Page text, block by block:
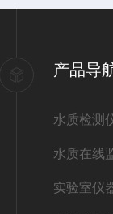
产品导
水质检测
水质在线
实验室仪